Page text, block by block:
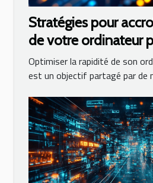
Stratégies pour
de votre ordinateur
Optimiser la rapidité de son
est un objectif partagé par de